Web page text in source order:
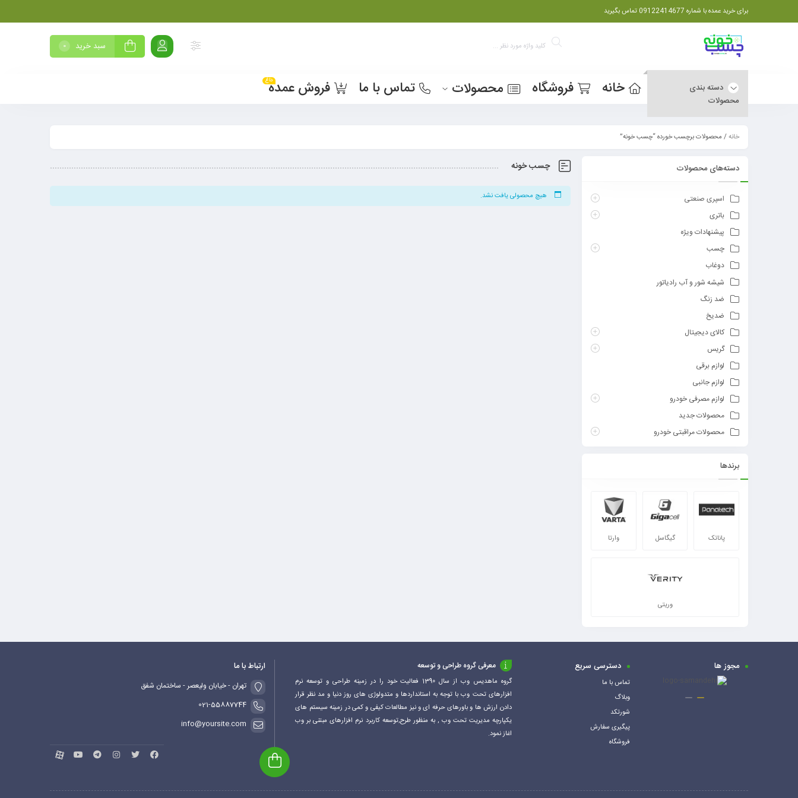
برای خرید عمده با شماره 09122414677 تماس بگیرید
سبد خرید 0
دسته بندی
محصولات
خانه فروشگاه محصولات تماس با ما فروش عمدهداغ
خانه/ محصولات برچسب خورده “چسب خونه”
چسب خونه
هیچ محصولی یافت نشد.
دسته‌های محصولات
اسپری صنعتی
باتری
پیشنهادات ویژه
چسب
دوغاب
شیشه شور و آب رادیاتور
ضد زنگ
ضدیخ
کالای دیجیتال
گریس
لوازم برقی
لوازم جانبی
لوازم مصرفی خودرو
محصولات جدید
محصولات مراقبتی خودرو
برندها
پاناتک گیگاسل وارتا
وریتی
مجوز ها دسترسی سریع
تماس با ما
وبلاگ
شورتکد
پیگیری سفارش
فروشگاه
معرفی گروه طراحی و توسعه
گروه ماهدیس وب از سال 1390 فعالیت خود را در زمینه طراحی و توسعه نرم
افزارهای تحت وب با توجه به استانداردها و متدولوژی های روز دنیا و مد نظر قرار
دادن ارزش ها و باورهای حرفه ای و نیز مطالعات کیفی و کمی در زمینه سیستم های
یکپارچه مدیریت تحت وب , به منظور طرح,توسعه کاربرد نرم افزارهای مبتنی بر وب
اغاز نمود.
ارتباط با ما
تهران - خیابان ولیعصر - ساختمان شفق
021-55887744
info@yoursite.com